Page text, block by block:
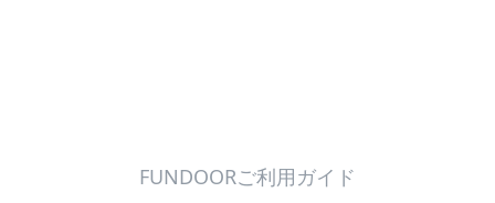
FUNDOORご利用ガイド